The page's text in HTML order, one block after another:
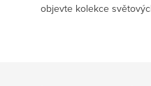
objevte kolekce